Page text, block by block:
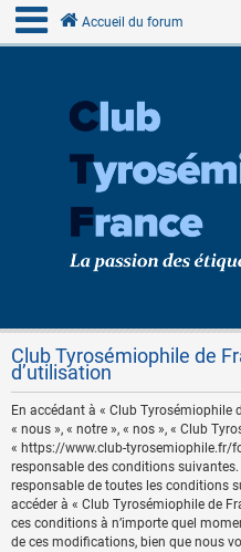
Accueil du forum
Club Tyrosémiophile de
d’utilisation
En accédant à « Club Tyrosémiophile
« nous », « notre », « nos », « Club
« https://www.club-tyrosemiophile.fr/
responsable des conditions suivantes.
responsable de toutes les conditions
accéder à « Club Tyrosémiophile de
ces conditions à n’importe quel
de ces modifications, bien que nous